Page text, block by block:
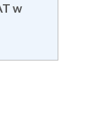
w